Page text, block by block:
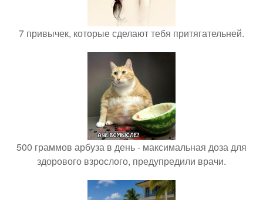
7 привычек, которые сделают тебя притягательней.
500 граммов арбуза в день - максимальная доза для
здорового взрослого, предупредили врачи.